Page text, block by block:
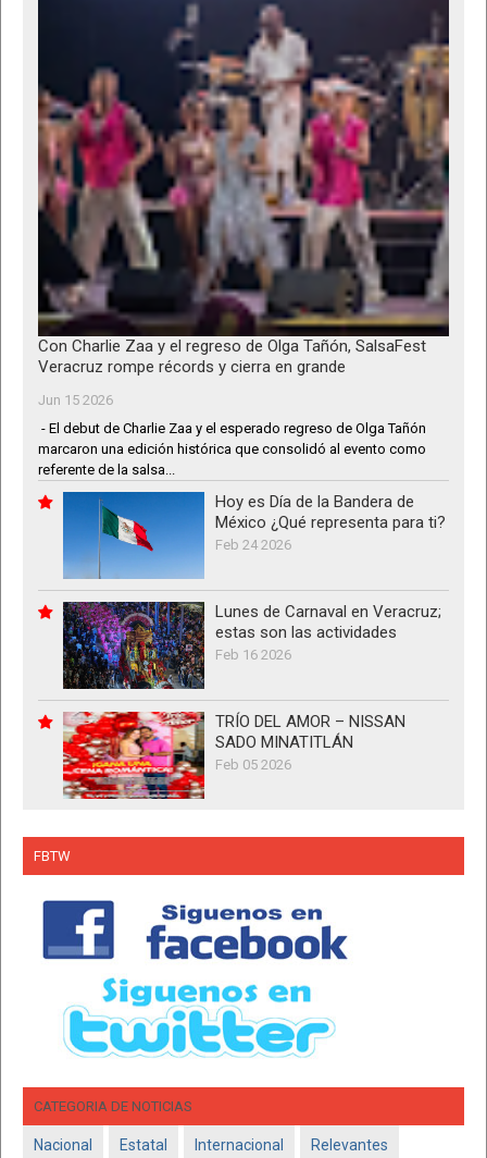
Con Charlie Zaa y el regreso de Olga Tañón, SalsaFest
Veracruz rompe récords y cierra en grande
Jun 15 2026
- El debut de Charlie Zaa y el esperado regreso de Olga Tañón
marcaron una edición histórica que consolidó al evento como
referente de la salsa...
Hoy es Día de la Bandera de
México ¿Qué representa para ti?
Feb 24 2026
Lunes de Carnaval en Veracruz;
estas son las actividades
Feb 16 2026
TRÍO DEL AMOR – NISSAN
SADO MINATITLÁN
Feb 05 2026
FBTW
CATEGORIA DE NOTICIAS
Nacional Estatal Internacional Relevantes